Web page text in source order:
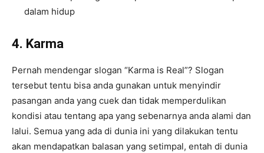
dalam hidup
4. Karma
Pernah mendengar slogan “Karma is Real”? Slogan
tersebut tentu bisa anda gunakan untuk menyindir
pasangan anda yang cuek dan tidak memperdulikan
kondisi atau tentang apa yang sebenarnya anda alami dan
lalui. Semua yang ada di dunia ini yang dilakukan tentu
akan mendapatkan balasan yang setimpal, entah di dunia